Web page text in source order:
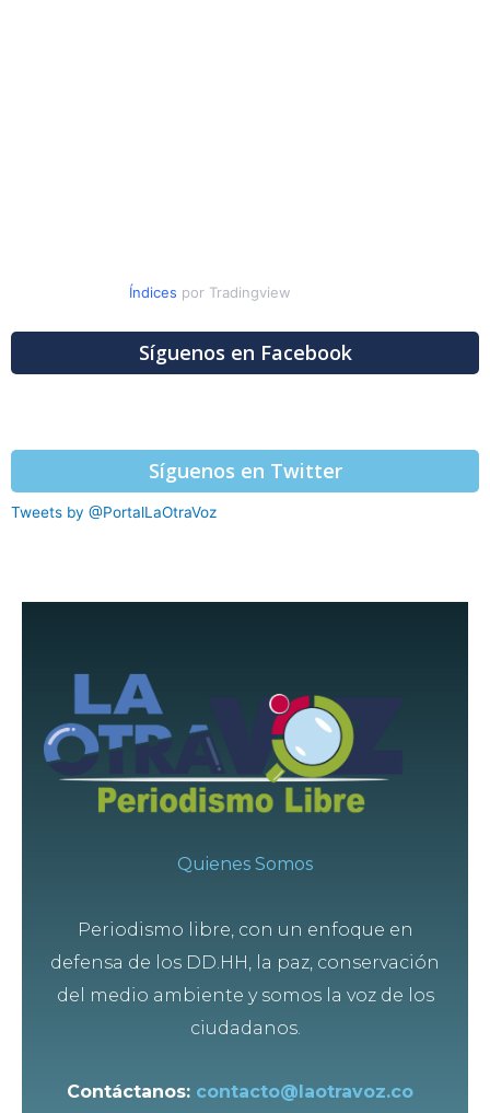
Índices por Tradingview
Síguenos en Facebook
Síguenos en Twitter
Tweets by @PortalLaOtraVoz
Quienes Somos
Periodismo libre, con un enfoque en
defensa de los DD.HH, la paz, conservación
del medio ambiente y somos la voz de los
ciudadanos.
Contáctanos: contacto@laotravoz.co